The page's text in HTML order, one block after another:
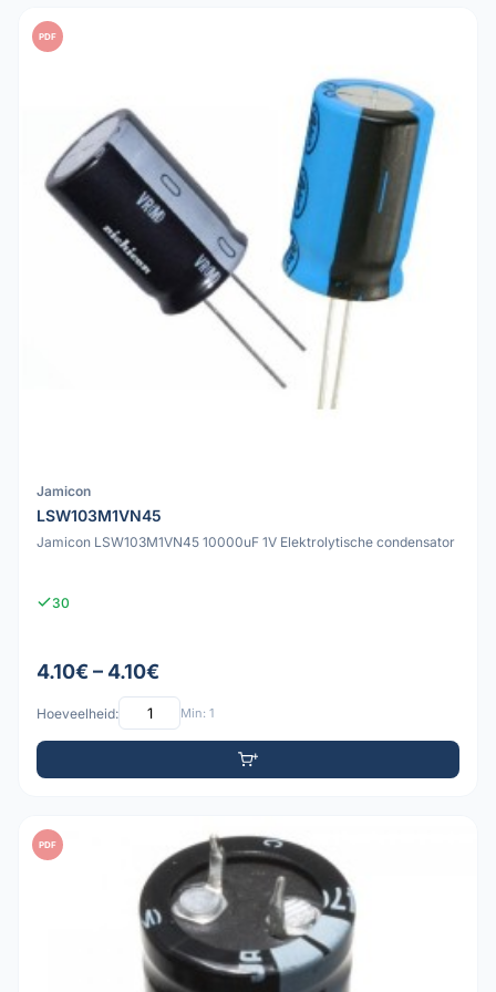
PDF
Jamicon
LSW103M1VN45
Jamicon LSW103M1VN45 10000uF 1V Elektrolytische condensator
30
4.10€ – 4.10€
Hoeveelheid: Min: 1
PDF